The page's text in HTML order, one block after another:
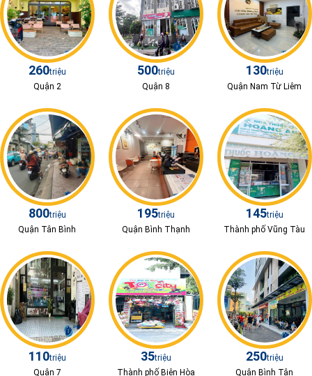
260triệu
Quận 2
500triệu
Quận 8
130triệu
Quận Nam Từ Liêm
800triệu
Quận Tân Bình
195triệu
Quận Bình Thạnh
145triệu
Thành phố Vũng Tàu
110triệu
Quận 7
35triệu
Thành phố Biên Hòa
250triệu
Quận Bình Tân